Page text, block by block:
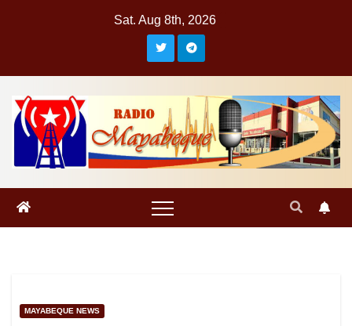
Sat. Aug 8th, 2026
MAYABEQUE NEWS